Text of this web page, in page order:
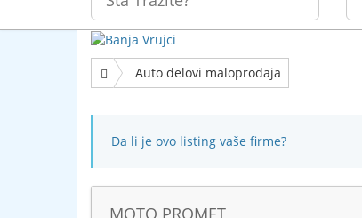
Auto delovi maloprodaja
Da li je ovo listing vaše firme?